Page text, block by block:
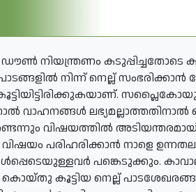
നിയന്ത്രണം കടുപ്പിച്ചതോടെ
നിന്ന് നെല്ല് സംഭരിക്കാൻ
വാഹനങ്ങൾ
വിഷയത്തില്‍
പരിഹരിക്കാന്‍ നാളെ
പങ്കെടുക്കും.
കൂട്ടിയ നെല്ല്